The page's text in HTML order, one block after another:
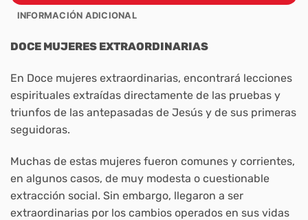
INFORMACIÓN ADICIONAL
DOCE MUJERES EXTRAORDINARIAS
En Doce mujeres extraordinarias, encontrará lecciones
espirituales extraídas directamente de las pruebas y
triunfos de las antepasadas de Jesús y de sus primeras
seguidoras.
Muchas de estas mujeres fueron comunes y corrientes,
en algunos casos, de muy modesta o cuestionable
extracción social. Sin embargo, llegaron a ser
extraordinarias por los cambios operados en sus vidas